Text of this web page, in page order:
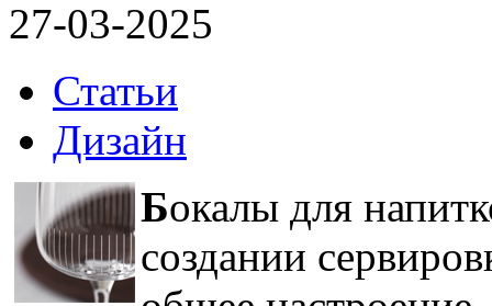
27-03-2025
Статьи
Дизайн
Бокалы для
создании